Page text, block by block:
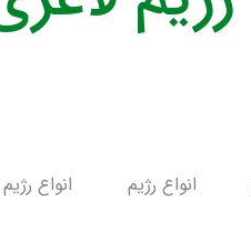
انواع رژیم انواع